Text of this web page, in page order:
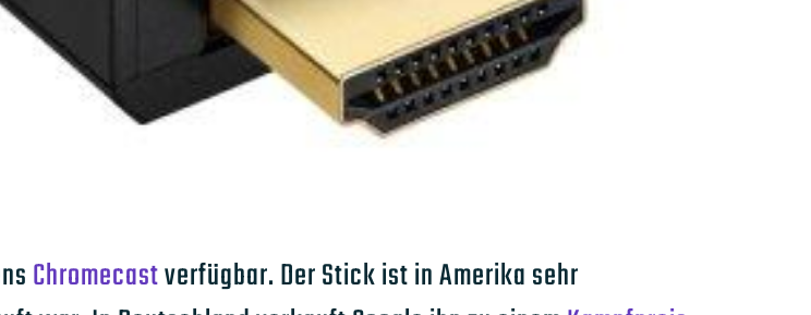
Chromecastverfügbar. Der Stick ist in Amerika sehr